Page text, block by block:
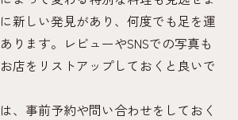
しやすいレストランの見極め方と
評価されるアクセス良好なレスト
とセットで選びたいレストラン情
新しい発見があり、何度でも足を運
ります。レビューやSNSでの写真も
店をリストアップしておくと良いで
、事前予約や問い合わせをしておく